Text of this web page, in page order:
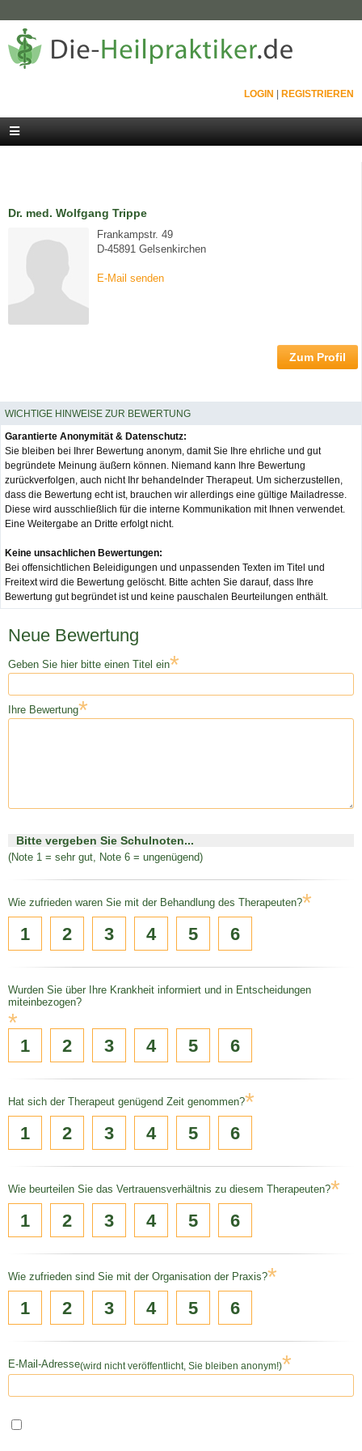
LOGIN REGISTRIEREN
Dr. med. Wolfgang Trippe
Frankampstr. 49
D-45891 Gelsenkirchen
E-Mail senden
Zum Profil
WICHTIGE HINWEISE ZUR BEWERTUNG
Garantierte Anonymität & Datenschutz:
Sie bleiben bei Ihrer Bewertung anonym, damit Sie Ihre ehrliche und gut
begründete Meinung äußern können. Niemand kann Ihre Bewertung
zurückverfolgen, auch nicht Ihr behandelnder Therapeut. Um sicherzustellen,
dass die Bewertung echt ist, brauchen wir allerdings eine gültige Mailadresse.
Diese wird ausschließlich für die interne Kommunikation mit Ihnen verwendet.
Eine Weitergabe an Dritte erfolgt nicht.
Keine unsachlichen Bewertungen:
Bei offensichtlichen Beleidigungen und unpassenden Texten im Titel und
Freitext wird die Bewertung gelöscht. Bitte achten Sie darauf, dass Ihre
Bewertung gut begründet ist und keine pauschalen Beurteilungen enthält.
Neue Bewertung
Geben Sie hier bitte einen Titel ein*
Ihre Bewertung*
Bitte vergeben Sie Schulnoten...
(Note 1 = sehr gut, Note 6 = ungenügend)
Wie zufrieden waren Sie mit der Behandlung des Therapeuten?*
1 2 3 4 5 6
Wurden Sie über Ihre Krankheit informiert und in Entscheidungen
miteinbezogen?
*
1 2 3 4 5 6
Hat sich der Therapeut genügend Zeit genommen?*
1 2 3 4 5 6
Wie beurteilen Sie das Vertrauensverhältnis zu diesem Therapeuten?*
1 2 3 4 5 6
Wie zufrieden sind Sie mit der Organisation der Praxis?*
1 2 3 4 5 6
E-Mail-Adresse(wird nicht veröffentlicht, Sie bleiben anonym!)*